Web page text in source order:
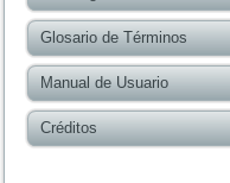
Glosario de Términos
Manual de Usuario
Créditos